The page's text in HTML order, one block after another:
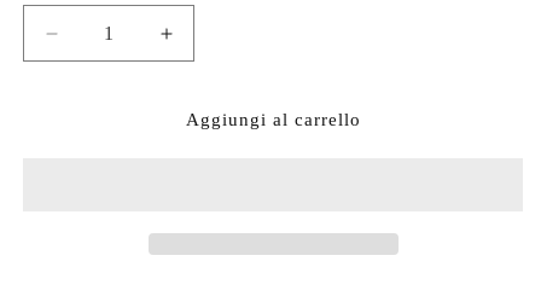
Diminuisci
quantità
Aumenta
quantità
TheAggiungi al carrello